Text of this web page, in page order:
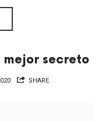
secreto
SHARE